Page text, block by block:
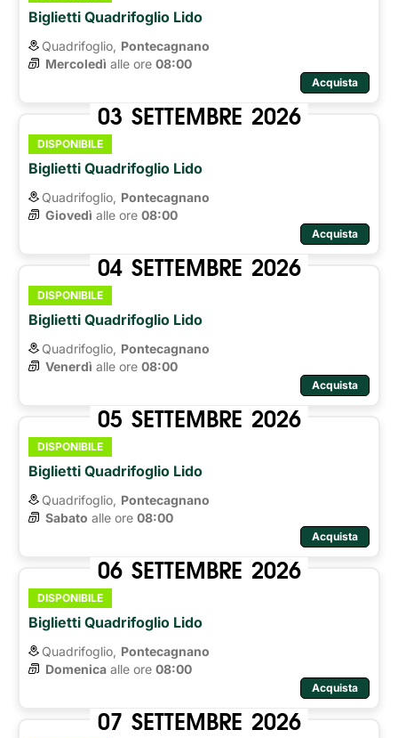
Biglietti Quadrifoglio Lido
Quadrifoglio, Pontecagnano
Mercoledì alle ore 08:00
Acquista
03 SETTEMBRE 2026
DISPONIBILE
Biglietti Quadrifoglio Lido
Quadrifoglio, Pontecagnano
Giovedì alle ore 08:00
Acquista
04 SETTEMBRE 2026
DISPONIBILE
Biglietti Quadrifoglio Lido
Quadrifoglio, Pontecagnano
Venerdì alle ore 08:00
Acquista
05 SETTEMBRE 2026
DISPONIBILE
Biglietti Quadrifoglio Lido
Quadrifoglio, Pontecagnano
Sabato alle ore 08:00
Acquista
06 SETTEMBRE 2026
DISPONIBILE
Biglietti Quadrifoglio Lido
Quadrifoglio, Pontecagnano
Domenica alle ore 08:00
Acquista
07 SETTEMBRE 2026